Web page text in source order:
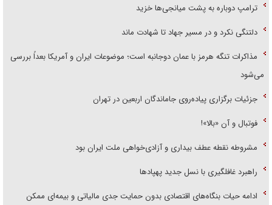
ترامپ دوباره به پشت میانجی‌ها خزید
دلتنگی نکرد و در مسیر جهاد تا شهادت ماند
مذاکرات تنگه هرمز با عمان دوجانبه است؛ موضوعات ایران و آمریکا بعداً بررسی
می‌شود
جزئیات برگزاری پیاده‌روی جاماندگان اربعین در تهران
فوتبال و آن «بالا»!
مشروطه نقطه عطف بیداری و آزادی‌خواهی ملت ایران بود
راهبرد غافلگیری با نسل جدید پهپاد‌ها
ادامه حیات بنگاه‌های اقتصادی بدون حمایت جدی مالیاتی و بیمه‌ای ممکن